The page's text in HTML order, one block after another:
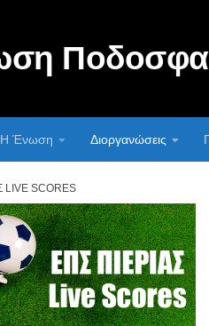
Η Ένωση Διοργανώσεις
LIVE SCORES